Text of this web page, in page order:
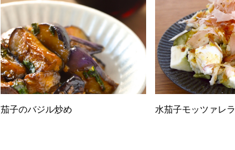
茄子のバジル炒め 水茄子モッツァレラ